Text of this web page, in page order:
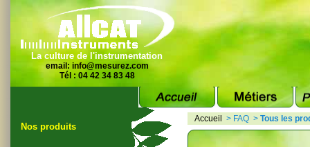
La culture de l'instrumentation
email: info@mesurez.com
Tél : 04 42 34 83 48
Nos produits
Accueil > FAQ > Tous les